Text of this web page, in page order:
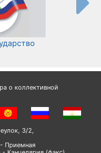
о коллективной
3/2,
Приемная